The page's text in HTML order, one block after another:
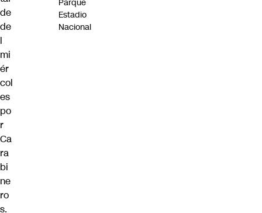
de
de
l
mi
ér
col
es
po
r
Ca
ra
bi
ne
ro
s.
Parque
Estadio
Nacional